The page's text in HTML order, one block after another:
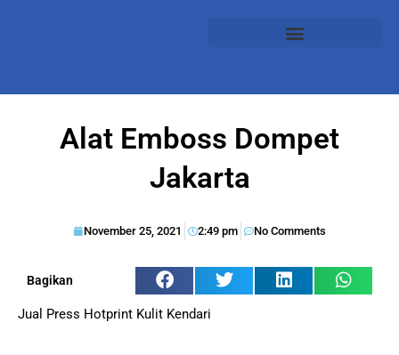
Alat Emboss Dompet
Jakarta
November 25, 2021 2:49 pm No Comments
Bagikan
Jual Press Hotprint Kulit Kendari